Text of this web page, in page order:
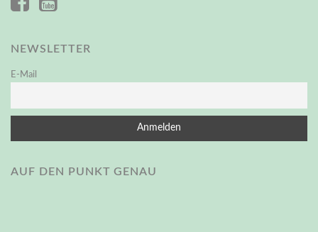
NEWSLETTER
E-Mail
AUF DEN PUNKT GENAU